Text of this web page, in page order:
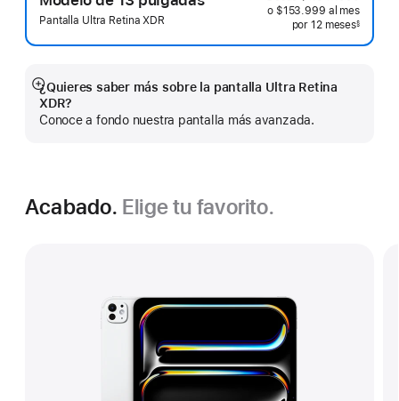
Pantalla Ultra Retina XDR
o $153.999 al mes
por 12 mesesmeses
Nota a pie de página
§
¿Quieres saber más sobre la pantalla Ultra Retina
XDR?
Conoce a fondo nuestra pantalla más avanzada.
Mostrar
más
Acabado. Elige tu favorito.